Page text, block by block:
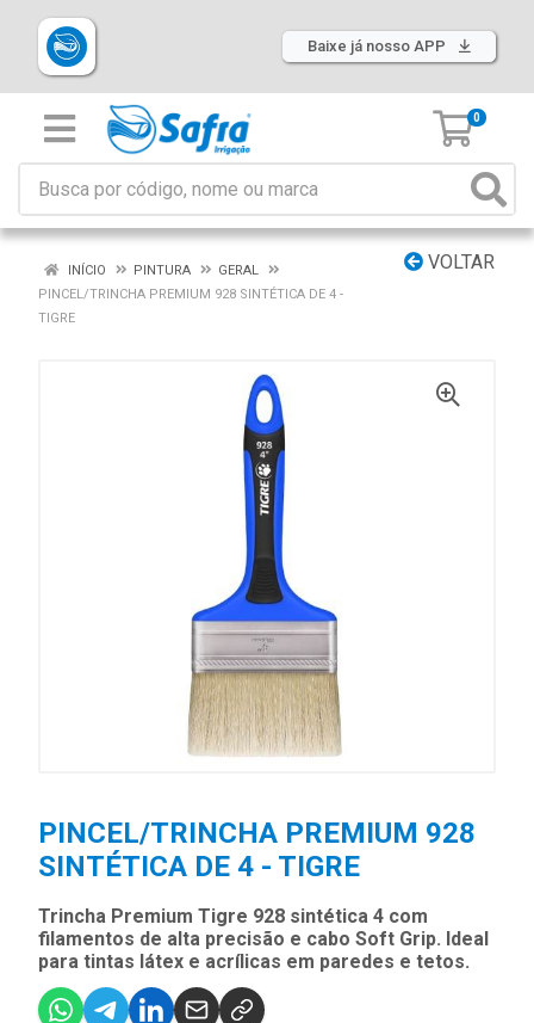
Baixe já nosso APP
0
VOLTAR
INÍCIO PINTURA
GERAL
PINCEL/TRINCHA PREMIUM 928 SINTÉTICA DE 4 -
TIGRE
PINCEL/TRINCHA PREMIUM 928
SINTÉTICA DE 4 - TIGRE
Trincha Premium Tigre 928 sintética 4 com
filamentos de alta precisão e cabo Soft Grip. Ideal
para tintas látex e acrílicas em paredes e tetos.